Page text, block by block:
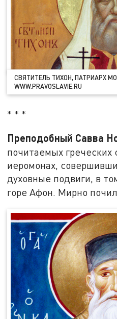
СВЯТИТЕЛЬ ТИХОН, ПАТРИАРХ
WWW.PRAVOSLAVIE.RU
* * *
Преподобный Савва
почитаемых греческих
иеромонах,
духовные подвиги, в
горе Афон. Мирно